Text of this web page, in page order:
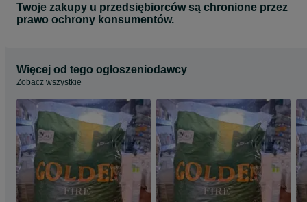
Twoje zakupy u przedsiębiorców są chronione przez
prawo ochrony konsumentów.
Więcej od tego ogłoszeniodawcy
Zobacz wszystkie